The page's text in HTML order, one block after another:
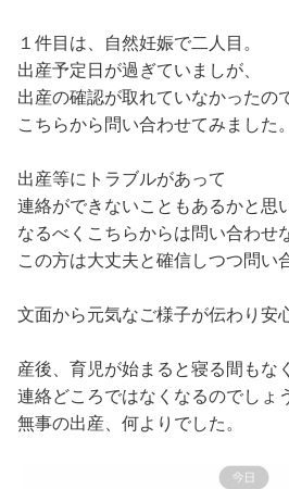
１件目は、自然妊娠で二人目。
出産予定日が過ぎていましが、
出産の確認が取れていなかったの
こちらから問い合わせてみました。
出産等にトラブルがあって
連絡ができないこともあるかと思
なるべくこちらからは問い合わせ
この方は大丈夫と確信しつつ問い
文面から元気なご様子が伝わり安
産後、育児が始まると寝る間もな
連絡どころではなくなるのでしょ
無事の出産、何よりでした。